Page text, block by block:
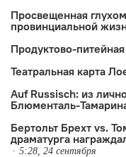
Просвещенная
провинциальной
Продуктово-
Театральная карта
Auf Russisch: из
Блюменталь-
Бертольт Брехт vs.
драматурга
5:28, 24 сентября